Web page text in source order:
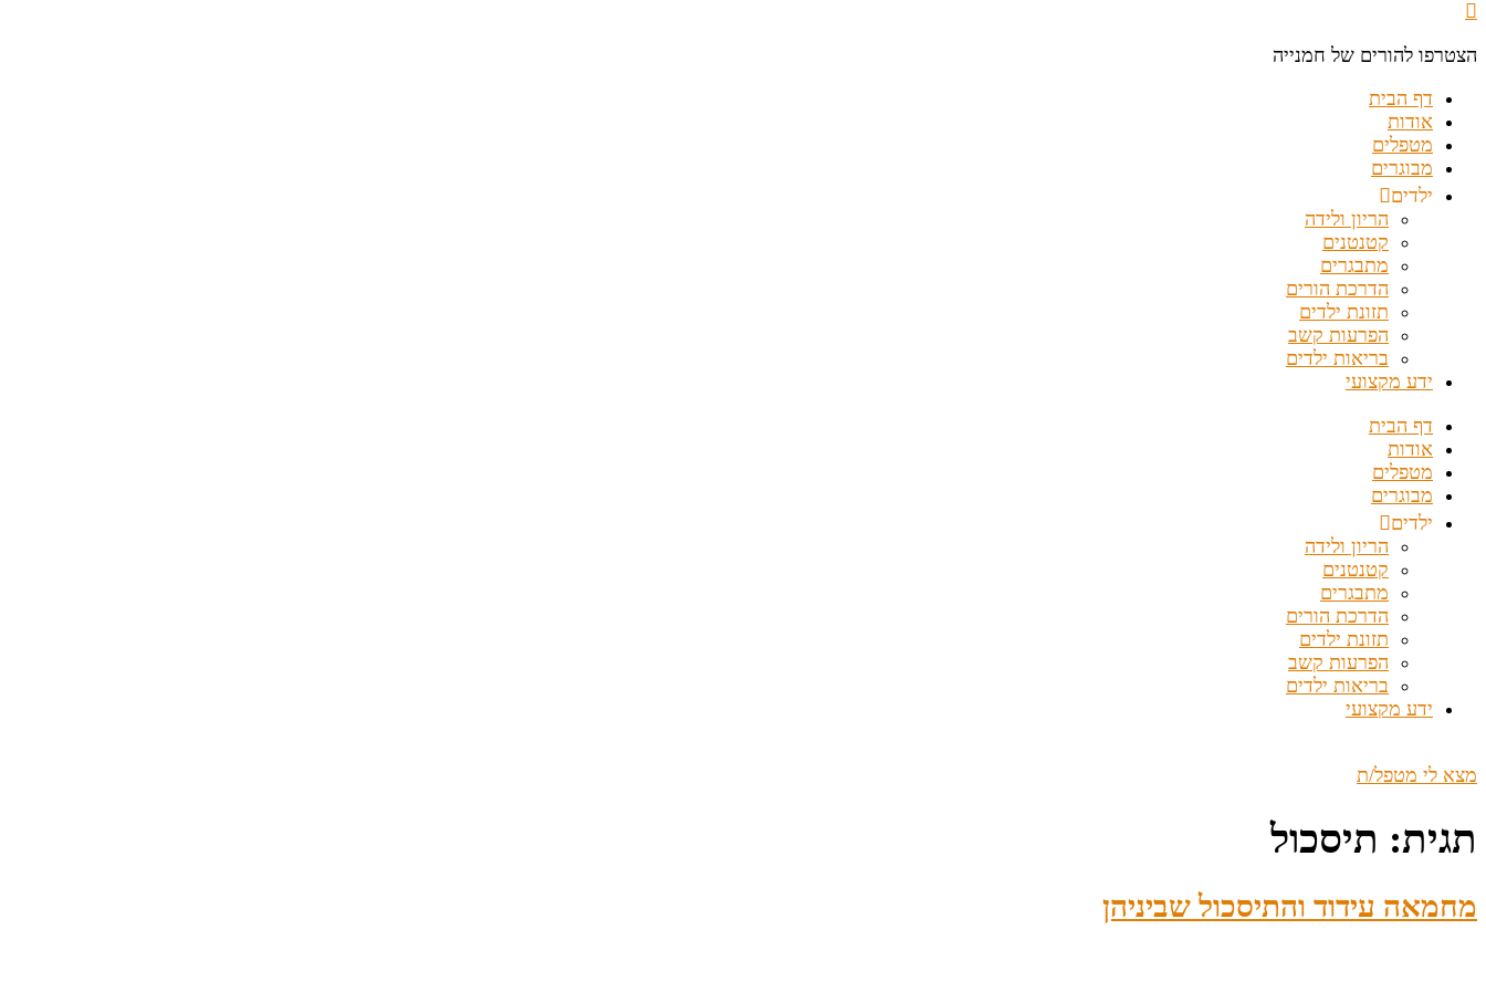
הצטרפו להורים של חמנייה
דף הבית
אודות
מטפלים
מבוגרים
ילדים
הריון ולידה
קטנטנים
מתבגרים
הדרכת הורים
תזונת ילדים
הפרעות קשב
בריאות ילדים
ידע מקצועי
דף הבית
אודות
מטפלים
מבוגרים
ילדים
הריון ולידה
קטנטנים
מתבגרים
הדרכת הורים
תזונת ילדים
הפרעות קשב
בריאות ילדים
ידע מקצועי
מצא לי מטפל/ת
תגית: תיסכול
מחמאה עידוד והתיסכול שביניהן